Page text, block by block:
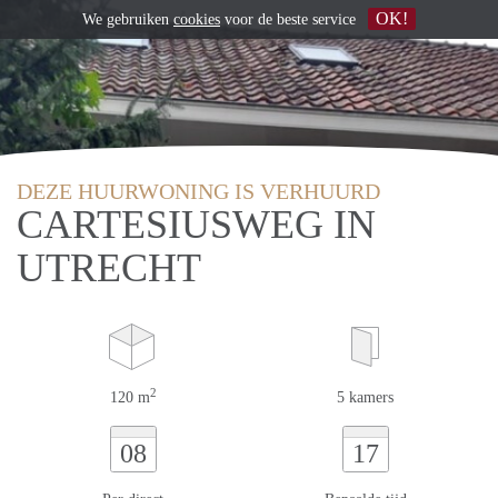
DEZE HUURWONING IS VERHUURD
CARTESIUSWEG IN
UTRECHT
120 m2 5 kamers
08 17
We gebruiken cookies voor de beste service OK!